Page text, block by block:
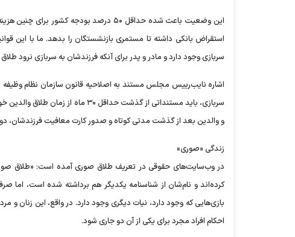
استقراض بانکی داشته تا مستمری بازنشستگان را بدهد. ما با این
سربازی وجود دارد و مادر و پدر برای آنکه فرزندشان به سربازی نرود
سربازی، باید مستنداتی از گذشت
و والدین بعد از گذشت مدتی کوتاه و صدور کارت معافیت فرزندشان،
زندگی «صوری»
در وب‌سایت‌های حقوقی در تعریف طلاق صوری آمده است: «طلاق
کرده‌اند و نام‌شان از شناسنامه یکدیگر هم برداشته شده است، اما
بازی‌هایی که وجود دارد، نیات دیگری وجود دارد. در واقع، این زنان و
احکام افراد مجرد برای یکی از آن دو جاری شود.